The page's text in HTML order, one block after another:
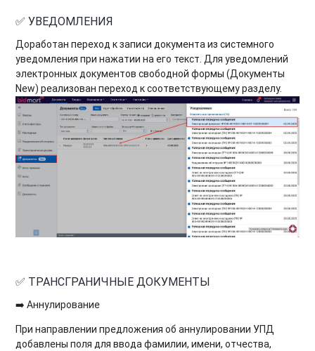
✅ УВЕДОМЛЕНИЯ
Доработан переход к записи документа из системного
уведомления при нажатии на его текст. Для уведомлений
электронных документов свободной формы (Документы
New) реализован переход к соответствующему разделу.
✅ ТРАНСГРАНИЧНЫЕ ДОКУМЕНТЫ
➡️ Аннулирование
При направлении предложения об аннулировании УПД
добавлены поля для ввода фамилии, имени, отчества,